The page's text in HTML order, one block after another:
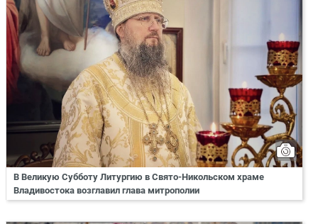
В Великую Субботу Литургию в Свято-Никольском храме
Владивостока возглавил глава митрополии